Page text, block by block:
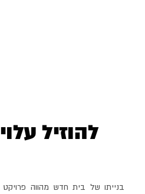
להוזיל
בנייתו של בית חדש מהווה פרויקט